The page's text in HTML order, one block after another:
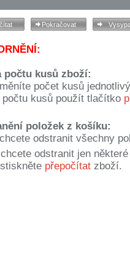
počtu kusů zboží:
počet kusů
počtu kusů použít tlačítko
položek z košíku:
odstranit všechny
odstranit jen
přepočítat zboží.